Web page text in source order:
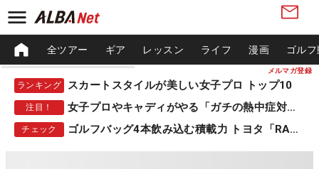
メルマガ登録
全ツアー ギア レッスン ライフ 漫画 ゴル
ランキング スカートスタイルが美しい女子プロ トップ10
注目！ 女子プロやキャディがやる「ガチの熱中症対策」
チェック ゴルフバッグ4本飲み込む積載力 トヨタ「RAV4」